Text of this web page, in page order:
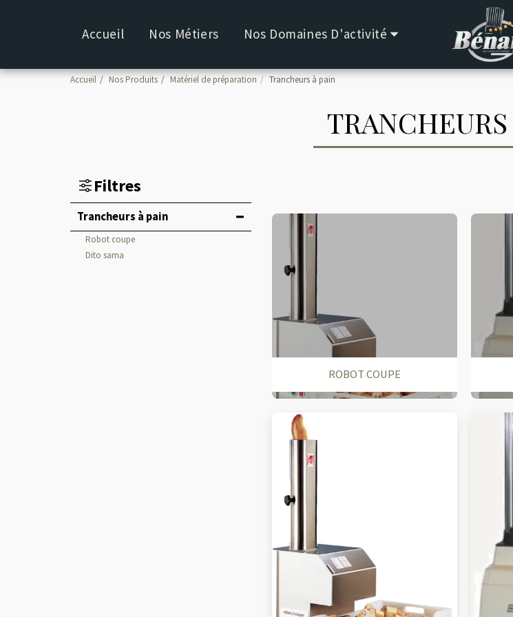
Accueil Nos Métiers Nos Domaines D'activité
Accueil Nos Produits Matériel de préparation Trancheurs à pain
Filtres
Trancheurs à pain
Robot coupe
Dito sama
ROBOT COUPE